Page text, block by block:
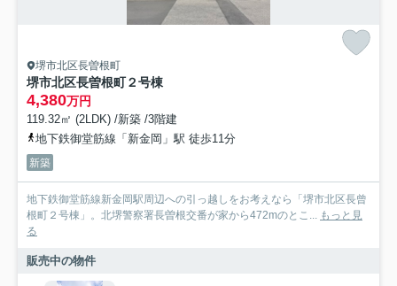
堺市北区長曽根町
堺市北区長曽根町２号棟
4,380万円
119.32㎡ (2LDK) /新築 /3階建
地下鉄御堂筋線「新金岡」駅 徒歩11分
新築
地下鉄御堂筋線新金岡駅周辺への引っ越しをお考えなら「堺市北区長曾
根町２号棟」。北堺警察署長曽根交番が家から472mのとこ... もっと見
る
販売中の物件